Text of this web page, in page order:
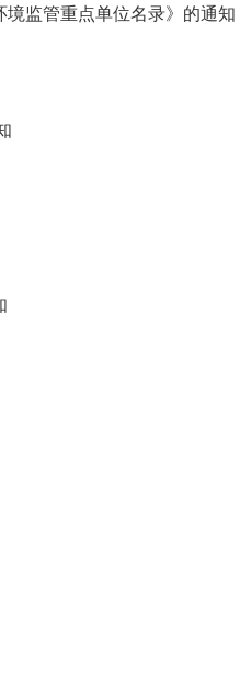
境监管重点单位名录》的通知